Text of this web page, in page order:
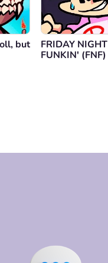
but
FRIDAY NIGHT
FUNKIN' (FNF)